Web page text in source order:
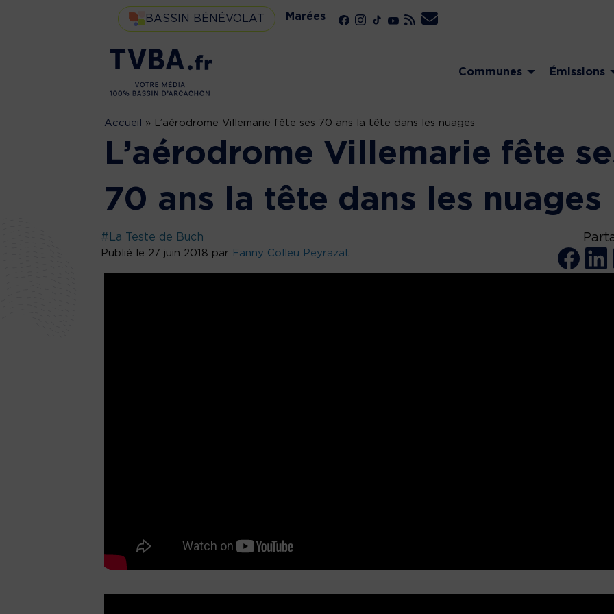
BASSIN BÉNÉVOLAT Marées
Communes Émissions
Accueil » L’aérodrome Villemarie fête ses 70 ans la tête dans les nuages
L’aérodrome Villemarie fête
70 ans la tête dans les nuages
#La Teste de Buch
Publié le 27 juin 2018 par Fanny Colleu Peyrazat